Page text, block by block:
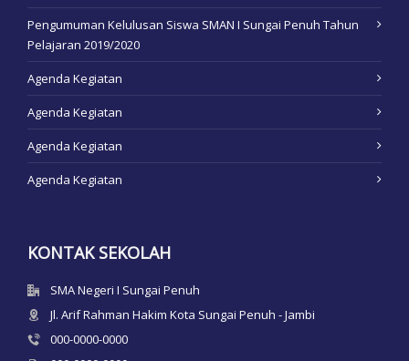
Pengumuman Kelulusan Siswa SMAN I Sungai Penuh Tahun
Pelajaran 2019/2020
Agenda Kegiatan
Agenda Kegiatan
Agenda Kegiatan
Agenda Kegiatan
KONTAK SEKOLAH
SMA Negeri I Sungai Penuh
Jl. Arif Rahman Hakim Kota Sungai Penuh - Jambi
000-0000-0000